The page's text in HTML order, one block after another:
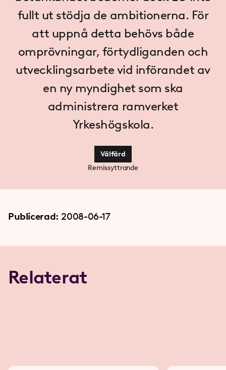
fullt ut stödja de ambitionerna. För
att uppnå detta behövs både
omprövningar, förtydliganden och
utveck­lings­arbete vid införandet av
en ny myndighet som ska
administrera ramverket
Yrkeshögskola.
Välfärd
Remissyttrande
Publicerad: 2008-06-17
Relaterat